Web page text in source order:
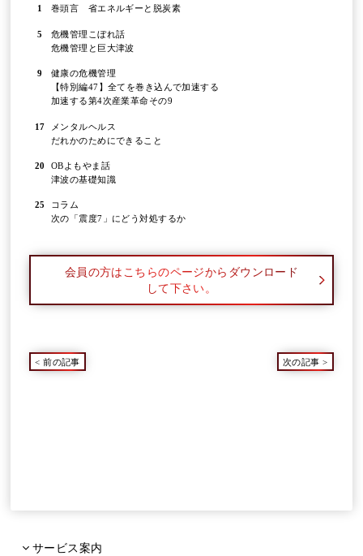
1 巻頭言 省エネルギーと脱炭素
5
危機管理こぼれ話
危機管理と巨大津波
9
健康の危機管理
【特別編47】全てを巻き込んで加速する
加速する第4次産業革命その9
17
メンタルヘルス
だれかのためにできること
20
OBよもやま話
津波の基礎知識
25
コラム
次の「震度7」にどう対処するか
会員の方はこちらのページからダウンロード
して下さい。
<前の記事 次の記事 >
サービス案内